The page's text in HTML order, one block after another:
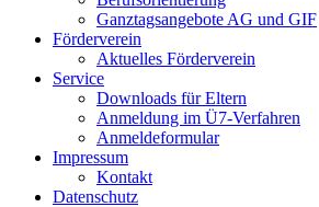
Ganztagsangebote AG und GIF
Förderverein
Aktuelles Förderverein
Service
Downloads für Eltern
Anmeldung im Ü7-Verfahren
Anmeldeformular
Impressum
Kontakt
Datenschutz